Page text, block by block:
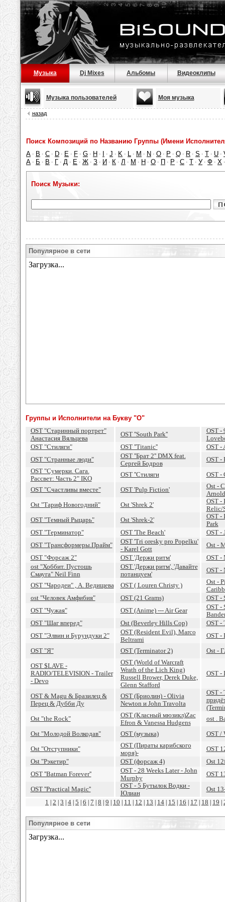
Музыка Dj Mixes Альбомы Видеоклипы
Музыка пользователей Моя музыка
назад
Поиск Композиций по Названию Группы (Имени
A · B · C · D · E · F · G · H · · J · K · L · M · N · O · P · Q · R · S · T · U ·
А · Б · В · Г · Д · Е · Ж · З · И · К · Л · М · Н · О · П · Р · С · Т · У · Ф · Х
Поиск Музыки:
Популярное в сети
Группы и Исполнители на Букву "O"
OST "Старинный портрет"
Анастасия Вяльцева
OST ''South Park''
OST -
OST "Стиляги"
OST ''Titanic''
OST -
OST "Странные люди"
OST ''Брат 2'' DMX feat.
Сергей Бодров
OST -
OST "Сумерки. Сага.
Рассвет: Часть 2" IKO
OST ''Стиляги
OST -
OST "Счастливы вместе"
OST 'Pulp Fiction'
Ost -
Arnold
Ost "Тариф Новогодний"
Ost 'Shrek 2'
OST -
Relic/
OST "Темный Рыцарь"
Ost 'Shrek-2'
OST -
Park
OST "Терминатор"
OST 'The Beach'
OST -
OST "Трансформеры.Прайм"
OST 'Tri oresky pro Popelku'
- Karel Gott
Ost -
OST "Форсаж 2"
OST 'Держи ритм'
OST -
ost "Хоббит. Пустошь
Смауга" Neil Finn
OST 'Держи ритм', 'Давайте
потанцуем'
OST -
OST "Чародеи" , А. Ведищева
OST ( Louren Christy )
Ost -
ost "Человек Амфибия"
OST (21 Grams)
OST -
OST "Чужая"
OST (Anime) --- Air Gear
OST -
OST "Шаг вперед"
Ost (Beverley Hills Cop)
OST -
OST "Элвин и Бурундуки 2"
OST (Resident Evil), Marco
Beltrami
OST -
OST "Я"
OST (Terminator 2)
Ost -
OST $LAVE -
RADIO/TELEVISION - Trailer
- Devo
OST (World of Warcraft
Wrath of the Lich King)
Russell Brower, Derek Duke,
Glenn Stafford
OST -
OST & Magu & Бразилец &
Перец & Дубби Ду
OST (Бриолин) - Olivia
Newton и John Travolta
OST -
Ost "the Rock"
OST (Класный мюзикл)Zac
Efron & Vanessa Hudgens
ost .
Ost "Молодой Волкодав"
OST (музыка)
OST /
Ost "Отступники"
OST (Пираты карибского
моря)-
OST
Ost "Рэкетир"
OST (форсаж 4)
Ost
OST ''Batman Forever''
OST - 28 Weeks Later - John
Murphy
OST
OST ''Practical Magic''
OST - 5 Бутылок Водки -
Юлиан
Ost
1 2 3 4 5 6 7 8 9 10 11 12 13 14 15 16 17 18 19
Популярное в сети